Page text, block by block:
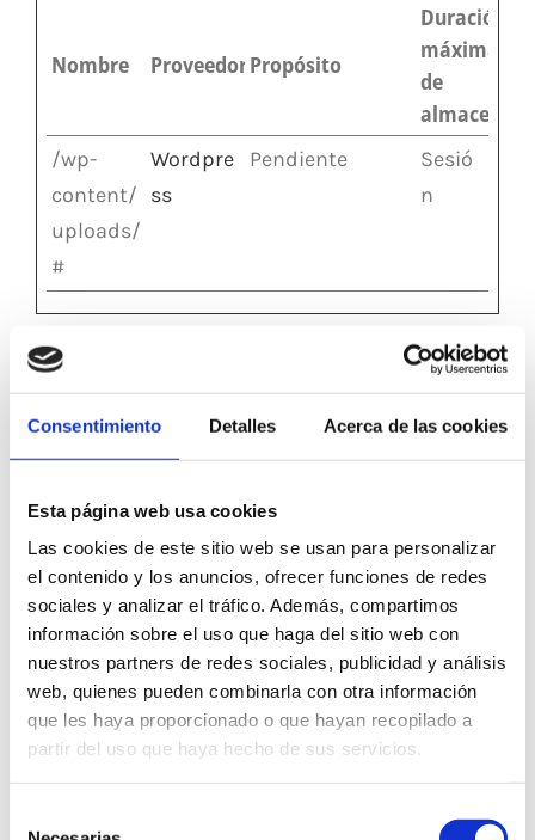
Consentimiento Detalles Acerca de las cookies
Esta página web usa cookies
Las cookies de este sitio web se usan para personalizar
el contenido y los anuncios, ofrecer funciones de redes
sociales y analizar el tráfico. Además, compartimos
información sobre el uso que haga del sitio web con
nuestros partners de redes sociales, publicidad y análisis
web, quienes pueden combinarla con otra información
que les haya proporcionado o que hayan recopilado a
partir del uso que haya hecho de sus servicios.
Nombre Proveedor Propósito
Duración
máxima
de
/wp-
content/
uploads/
#
Wordpre
ss
Pendiente
Sesió
n
Marketing (19)
Las cookies de marketing se utilizan para
rastrear a los visitantes en las páginas web.
y atractivos para el usuario individual, y por
lo tanto, más valiosos para los editores y
terceros anunciantes.
Nombre Proveedor Propósito
Duración
máxima
de